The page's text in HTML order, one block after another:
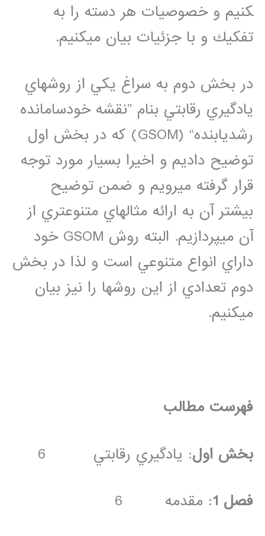
كنيم و خصوصيات هر دسته را به
تفكيك و با جزئيات بيان مي­كنيم.
در بخش دوم به سراغ يكي از روش­هاي
يادگيري رقابتي بنام ”نقشه خودسامانده
رشديابنده“ (GSOM) كه در بخش اول
توضيح داديم و اخيرا بسيار مورد توجه
قرار گرفته مي­رويم و ضمن توضيح
بيشتر آن به ارائه مثال­هاي متنوع­تري از
آن مي­پردازيم. البته روش GSOM خود
داراي انواع متنوعي است و لذا در بخش
دوم تعدادي از اين روش­ها را نيز بيان
مي­كنيم.
فهرست مطالب
بخش اول: يادگيري رقابتي 6
فصل 1 : مقدمه 6